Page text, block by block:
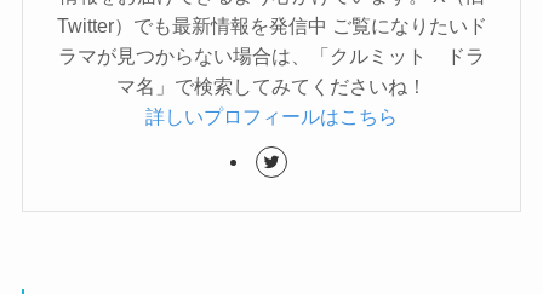
Twitter）でも最新情報を発信中 ご覧になりたいド
ラマが見つからない場合は、「クルミット ドラ
マ名」で検索してみてくださいね！
詳しいプロフィールはこちら